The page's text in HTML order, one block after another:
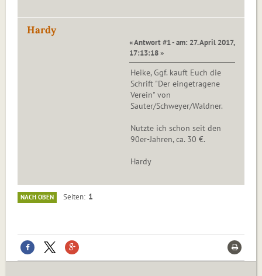
Hardy
« Antwort #1 - am: 27. April 2017,
17:13:18 »
Heike, Ggf. kauft Euch die
Schrift "Der eingetragene
Verein" von
Sauter/Schweyer/Waldner.
Nutzte ich schon seit den
90er-Jahren, ca. 30 €.
Hardy
NACH OBEN Seiten 1